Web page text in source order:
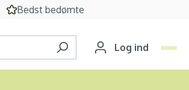
Bedst bedømte
Log ind